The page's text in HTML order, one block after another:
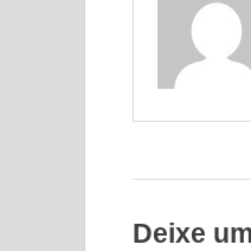
Deixe